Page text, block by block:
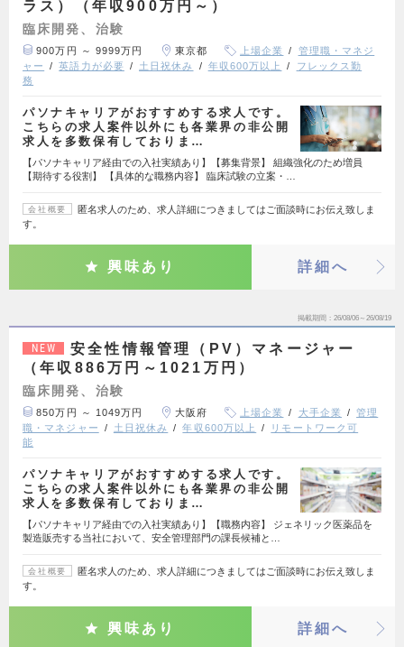
ラス）（年収900万円～）
臨床開発、治験
900万円 ～ 9999万円 東京都 上場企業
管理職・マネジ
ャー
英語力が必要 土日祝休み 年収600万以上
フレックス勤
務
パソナキャリアがおすすめする求人です。
こちらの求人案件以外にも各業界の非公開
求人を多数保有しておりま…
【パソナキャリア経由での入社実績あり】【募集背景】 組織強化のため増員
【期待する役割】 【具体的な職務内容】 臨床試験の立案・…
会社概要
匿名求人のため、求人詳細につきましてはご面談時にお伝え致しま
す。
興味あり 詳細へ
掲載期間 26/08/06～26/08/19
NEW
安全性情報管理（PV）マネージャー
（年収886万円～1021万円）
臨床開発、治験
850万円 ～ 1049万円 大阪府 上場企業 大手企業
管理
職・マネジャー
土日祝休み 年収600万以上
リモートワーク可
能
パソナキャリアがおすすめする求人です。
こちらの求人案件以外にも各業界の非公開
求人を多数保有しておりま…
【パソナキャリア経由での入社実績あり】【職務内容】 ジェネリック医薬品を
製造販売する当社において、安全管理部門の課長候補と…
会社概要
匿名求人のため、求人詳細につきましてはご面談時にお伝え致しま
す。
興味あり 詳細へ